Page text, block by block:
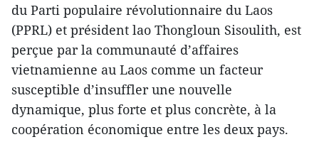
du Parti populaire révolutionnaire du Laos
(PPRL) et président lao Thongloun Sisoulith, est
perçue par la communauté d’affaires
vietnamienne au Laos comme un facteur
susceptible d’insuffler une nouvelle
dynamique, plus forte et plus concrète, à la
coopération économique entre les deux pays.